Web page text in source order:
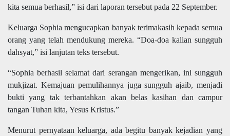
kita semua berhasil,” isi dari laporan tersebut pada 22 September.
Keluarga Sophia mengucapkan banyak terimakasih kepada semua
orang yang telah mendukung mereka. “Doa-doa kalian sungguh
dahsyat,” isi lanjutan teks tersebut.
“Sophia berhasil selamat dari serangan mengerikan, ini sungguh
mukjizat. Kemajuan pemulihannya juga sungguh ajaib, menjadi
bukti yang tak terbantahkan akan belas kasihan dan campur
tangan Tuhan kita, Yesus Kristus.”
Menurut pernyataan keluarga, ada begitu banyak kejadian yang